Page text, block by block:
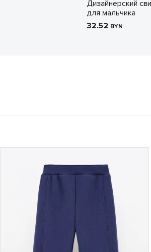
Дизайнерский
для мальчика
32.52 BYN